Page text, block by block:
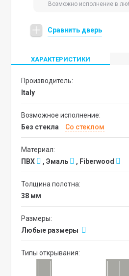
Возможно исполнение в
Сравнить дверь
ХАРАКТЕРИСТИКИ
Производитель:
Italy
Возможное исполнение:
без стекла
со стеклом
Материал:
ПВХ
, Эмаль , Fiberwood
Толщина полотна:
38 мм
Размеры:
Любые размеры
Типы открывания: